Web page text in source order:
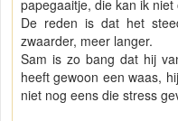
papegaaitje, die kan ik
De reden is dat het
zwaarder, meer langer.
Sam is zo bang dat hij
heeft gewoon een waas,
niet nog eens die stress